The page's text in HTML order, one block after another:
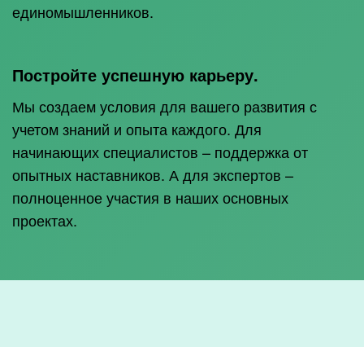
единомышленников.
Постройте успешную карьеру.
Мы создаем условия для вашего развития с
учетом знаний и опыта каждого. Для
начинающих специалистов – поддержка от
опытных наставников. А для экспертов –
полноценное участия в наших основных
проектах.